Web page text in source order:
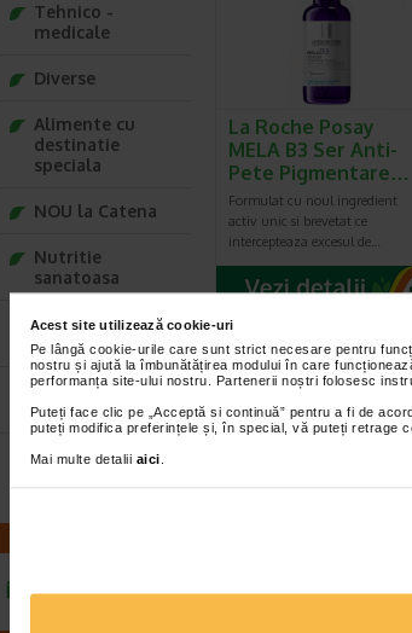
Acest site utilizează cookie-uri
Pe lângă cookie-urile care sunt strict necesare pentru
nostru și ajută la îmbunătățirea modului în care
performanța site-ului nostru. Partenerii noștri folosesc
Puteți face clic pe „Acceptă si continuă” pentru a fi de
puteți modifica preferințele și, în special, vă puteți retrage
Mai multe detalii aici
La Roche Posay
MELA B3 Ser Anti-
Pete Pigmentare…
Formulat cu noul ingredient
activ unic si brevetat ce
intercepteaza excesul de…
<< < 5 6
Tehnico -
medicale
Diverse
Alimente cu
destinatie
speciala
NOU la Catena
Nutritie
sanatoasa
Ce Oftapic ti se
potriveste
Adora – Adorabili
din prima clipa
Seturi cadou
infoline@catena.ro